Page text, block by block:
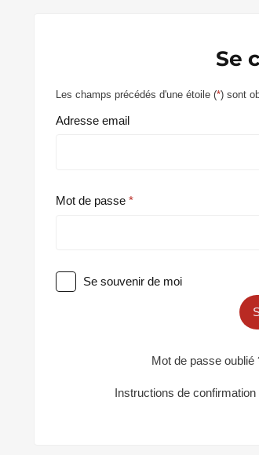
Se
Les champs précédés d'une étoile (*) sont
Adresse email
Mot de passe
Se souvenir de moi
Mot de passe oublié
Instructions de